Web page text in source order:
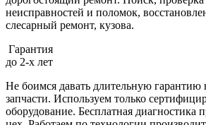
неисправностей и поломок,
слесарный ремонт, кузова.
Гарантия
до 2-х лет
Не боимся давать длительную гарантию
запчасти. Используем только
оборудование. Бесплатная диагностика